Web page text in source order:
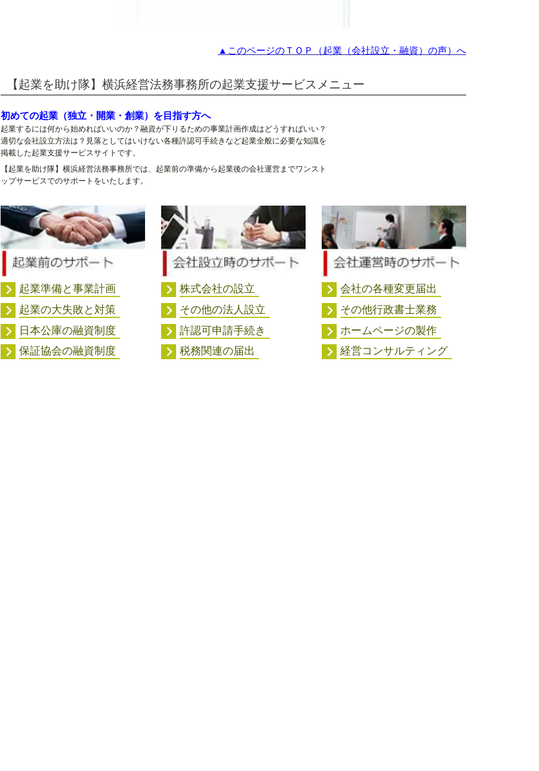
▲このページのＴＯＰ（起業（会社設立・融資）の声）へ
【起業を助け隊】横浜経営法務事務所の起業支援サービスメニュー
初めての起業（独立・開業・創業）を目指す方へ
起業するには何から始めればいいのか？融資が下りるための事業計画作成はどうすればいい？
適切な会社設立方法は？見落としてはいけない各種許認可手続きなど起業全般に必要な知識を
掲載した起業支援サービスサイトです。
【起業を助け隊】横浜経営法務事務所では、起業前の準備から起業後の会社運営までワンスト
ップサービスでのサポートをいたします。
起業準備と事業計画
起業の大失敗と対策
日本公庫の融資制度
保証協会の融資制度
株式会社の設立
その他の法人設立
許認可申請手続き
税務関連の届出
会社の各種変更届出
その他行政書士業務
ホームページの製作
経営コンサルティング